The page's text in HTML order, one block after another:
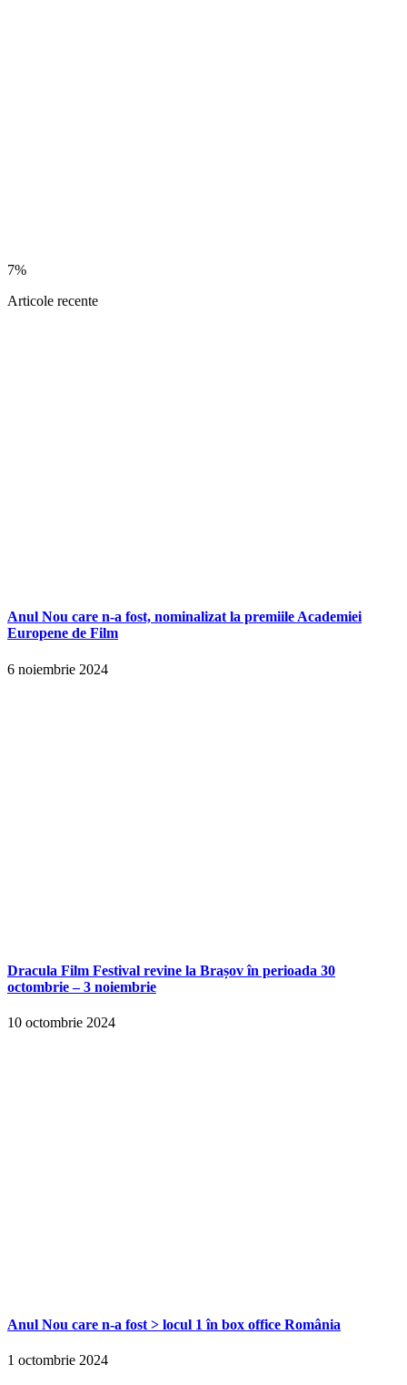
7%
Articole recente
Anul Nou care n-a fost, nominalizat la premiile Academiei
Europene de Film
6 noiembrie 2024
Dracula Film Festival revine la Brașov în perioada 30
octombrie – 3 noiembrie
10 octombrie 2024
Anul Nou care n-a fost > locul 1 în box office România
1 octombrie 2024